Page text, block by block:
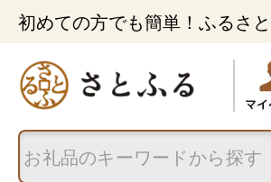
初めての方でも簡単！ふるさ